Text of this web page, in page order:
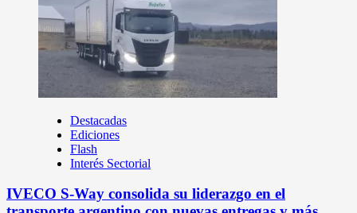
Destacadas
Ediciones
Flash
Interés Sectorial
IVECO S-Way consolida su liderazgo en el